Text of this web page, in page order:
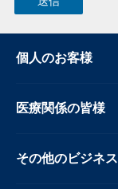
個人のお客様
医療関係の皆様
その他のビジネス